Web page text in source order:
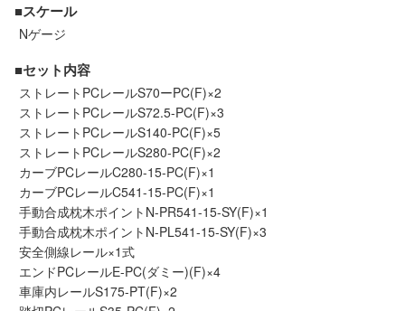
北海道・東北
中部
中国・四国
お役立ち情報
鉄道模型の情報 商品レビュー
メルマガ登録
■スケール
Nゲージ
■セット内容
ストレートPCレールS70ーPC(F)×2
ストレートPCレールS72.5-PC(F)×3
ストレートPCレールS140-PC(F)×5
ストレートPCレールS280-PC(F)×2
カーブPCレールC280-15-PC(F)×1
カーブPCレールC541-15-PC(F)×1
手動合成枕木ポイントN-PR541-15-SY(F)×1
手動合成枕木ポイントN-PL541-15-SY(F)×3
安全側線レール×1式
エンドPCレールE-PC(ダミー)(F)×4
車庫内レールS175-PT(F)×2